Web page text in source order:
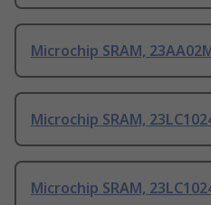
Microchip SRAM,
Microchip SRAM,
Microchip SRAM,